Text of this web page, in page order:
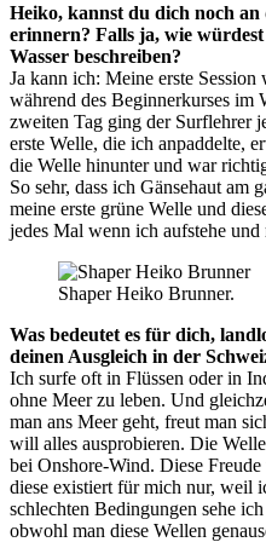
Heiko, kannst du dich noch an
erinnern? Falls ja, wie
Wasser beschreiben?
Ja kann ich: Meine erste
während des Beginnerkurses im
zweiten Tag ging der Surflehrer
erste Welle, die ich anpaddelte,
die Welle hinunter und war
So sehr, dass ich Gänsehaut am
meine erste grüne Welle und
jedes Mal wenn ich aufstehe
Shaper Heiko Brunner.
Was bedeutet es für dich,
deinen Ausgleich in der
Ich surfe oft in Flüssen oder in
ohne Meer zu leben. Und
man ans Meer geht, freut man
will alles ausprobieren. Die
bei Onshore-Wind. Diese
diese existiert für mich nur, weil
schlechten Bedingungen sehe
obwohl man diese Wellen